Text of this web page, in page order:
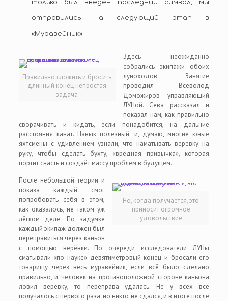
только был введён последний символ, мы
отправились на следующий этап в
«Муравейник».
Правильно сложить и бросить
длинный конец непростая
задача
Здесь неожиданно
собрались экипажи обоих
луноходов… Занятие
проводил Всеволод
Доможиров – управляющий
ЛУНой. Сева рассказал и
показал нам, как правильно
сворачивать и кидать, если понадобится, на дальние
расстояния канат. Навык полезный, и, думаю, многие юные
яхтсмены с удивлением узнали, что наматывать верёвку на
руку, чтобы сделать бухту, «вредная привычка», которая
портит снасть и создаёт массу проблем в будущем.
Но, когда получается, это
приносит огромное
удовольствие
После небольшой теории и
показа каждый смог
попробовать себя в этом,
как оказалось, не таком уж
лёгком деле. По задумке
каждый экипаж должен был
переправиться через каньон
с помощью верёвки. По очереди исследователи ЛУНы
сматывали «по науке» девятиметровый конец и бросали его
товарищу через весь муравейник, если всё было сделано
правильно, и человек на противоположной стороне каньона
ловил верёвку, то переправа удалась. Не у всех всё
получалось с первого раза, но никто не сдался, и в итоге после